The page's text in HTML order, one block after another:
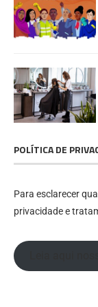
POLÍTICA DE
Para esclarecer
privacidade e